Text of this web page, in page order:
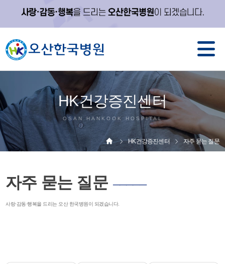
HK건강증진센터
OSAN HANKOOK HOSPITAL
HK건강증진센터 자주 묻는 질문
자주 묻는 질문 ─────
사랑·감동·행복을 드리는 오산 한국병원이 되겠습니다.